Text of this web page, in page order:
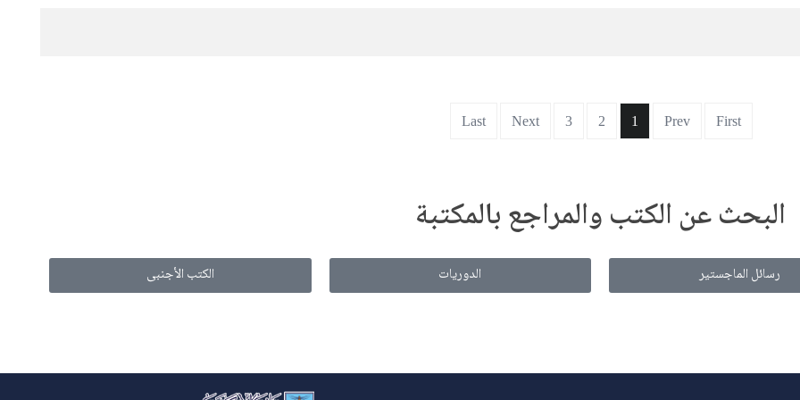
First
Prev
1
2
3
Next
Last
البحث عن الكتب والمراجع بالمكتبة
رسائل الماجستير الدوريات الكتب الأجنبى